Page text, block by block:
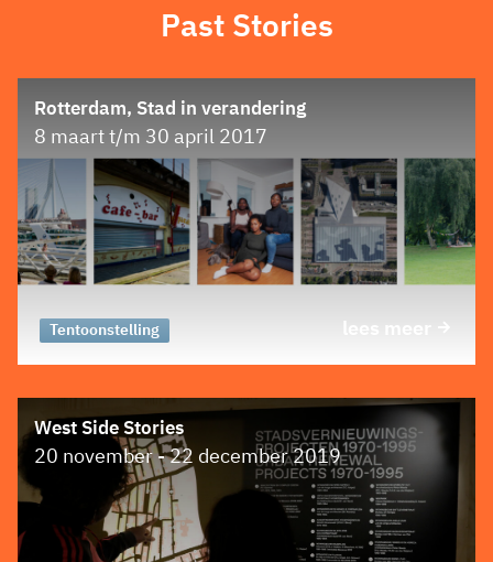
Past Stories
Rotterdam, Stad in verandering
8 maart t/m 30 april 2017
lees meer
Tentoonstelling
West Side Stories
20 november - 22 december 2019